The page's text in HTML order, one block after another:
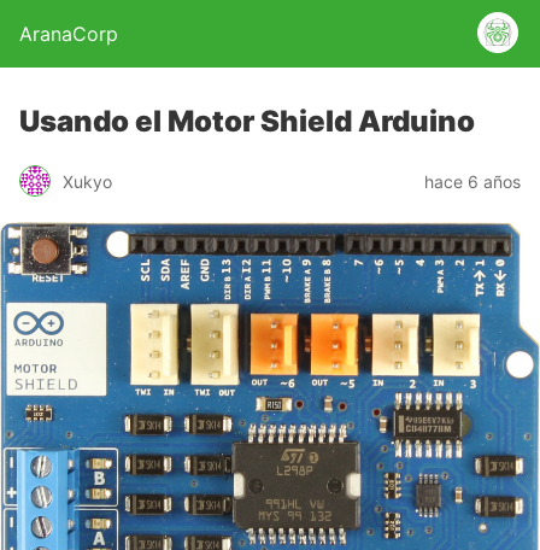
AranaCorp
Usando el Motor Shield Arduino
Xukyo hace 6 años